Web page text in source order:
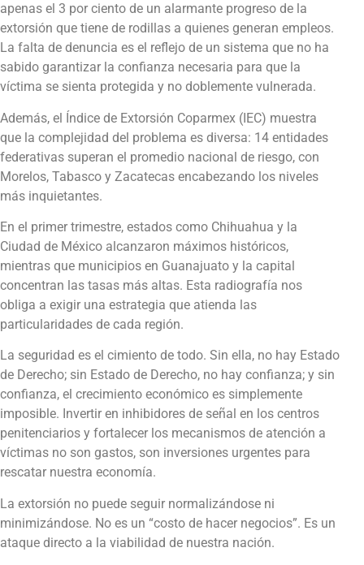
apenas el 3 por ciento de un alarmante progreso de la
extorsión que tiene de rodillas a quienes generan empleos.
La falta de denuncia es el reflejo de un sistema que no ha
sabido garantizar la confianza necesaria para que la
víctima se sienta protegida y no doblemente vulnerada.
Además, el Índice de Extorsión Coparmex (IEC) muestra
que la complejidad del problema es diversa: 14 entidades
federativas superan el promedio nacional de riesgo, con
Morelos, Tabasco y Zacatecas encabezando los niveles
más inquietantes.
En el primer trimestre, estados como Chihuahua y la
Ciudad de México alcanzaron máximos históricos,
mientras que municipios en Guanajuato y la capital
concentran las tasas más altas. Esta radiografía nos
obliga a exigir una estrategia que atienda las
particularidades de cada región.
La seguridad es el cimiento de todo. Sin ella, no hay Estado
de Derecho; sin Estado de Derecho, no hay confianza; y sin
confianza, el crecimiento económico es simplemente
imposible. Invertir en inhibidores de señal en los centros
penitenciarios y fortalecer los mecanismos de atención a
víctimas no son gastos, son inversiones urgentes para
rescatar nuestra economía.
La extorsión no puede seguir normalizándose ni
minimizándose. No es un “costo de hacer negocios”. Es un
ataque directo a la viabilidad de nuestra nación.